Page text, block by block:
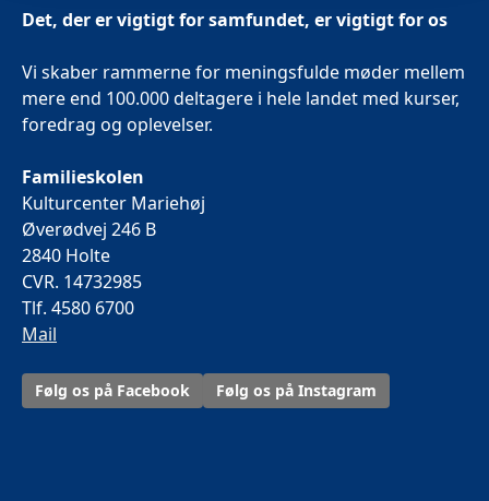
Det, der er vigtigt for samfundet, er vigtigt for os
Vi skaber rammerne for meningsfulde møder mellem
mere end 100.000 deltagere i hele landet med kurser,
foredrag og oplevelser.
Familieskolen
Kulturcenter Mariehøj
Øverødvej 246 B
2840 Holte
CVR. 14732985
Tlf. 4580 6700
Mail
Følg os på Facebook Følg os på Instagram